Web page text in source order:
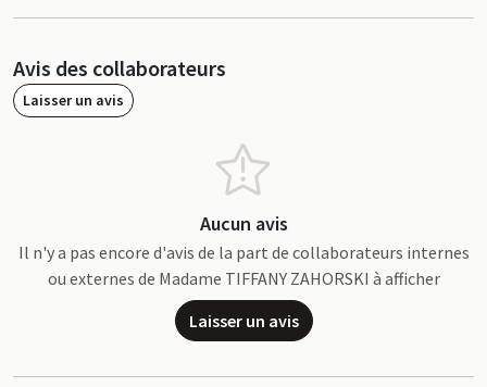
Avis des collaborateurs
Laisser un avis
Aucun avis
Il n'y a pas encore d'avis de la part de collaborateurs internes
ou externes de Madame TIFFANY ZAHORSKI à afficher
Laisser un avis